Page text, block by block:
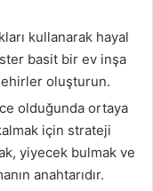
kullanarak hayal
basit bir ev inşa
oluşturun.
olduğunda ortaya
için strateji
yiyecek bulmak ve
anahtarıdır.